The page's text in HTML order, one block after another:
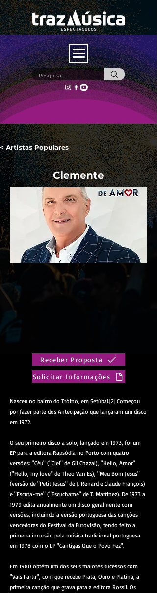
< Artistas Populares
Clemente
Receber Proposta
Solicitar Informações
Nasceu no bairro do Tróino, em Setúbal.[2] Começou
por fazer parte dos Antecipação que lançaram um disco
em 1972.
O seu primeiro disco a solo, lançado em 1973, foi um
EP para a editora Rapsódia no Porto com quatro
versões: "Céu" ("Ciel" de Gil Chazal), "Hello, Amor"
("Hello, my love" de Theo Van Es), "Meu Bom Jesus"
(versão de "Petit Jesus" de J. Renard e Claude François)
e "Escuta-me" ("Escuchame" de T. Martinez). De 1973 a
1979 edita anualmente um disco geralmente com
versões, incluindo a versão portuguesa das canções
vencedoras do Festival da Eurovisão, tendo feito a
primeira incursão pela música tradicional portuguesa
em 1978 com o LP "Cantigas Que o Povo Fez".
Em 1980 obtém um dos seus maiores sucessos com
"Vais Partir", com que recebe Prata, Ouro e Platina, a
primeira canção que grava para a editora Rossil. Os